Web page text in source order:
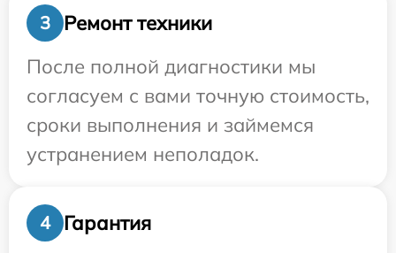
3
Ремонт техники
После полной диагностики мы
согласуем с вами точную стоимость,
сроки выполнения и займемся
устранением неполадок.
4 Гарантия